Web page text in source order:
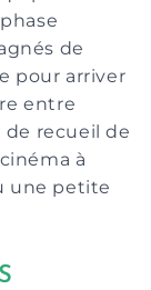
de
pour arriver
entre
de recueil de
à
une petite